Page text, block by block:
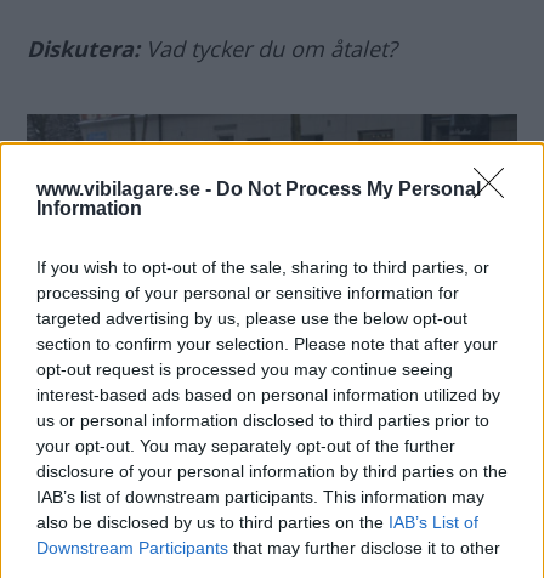
www.vibilagare.se - Do Not Process My Personal
Information
If you wish to opt-out of the sale, sharing to third parties, or
processing of your personal or sensitive information for
targeted advertising by us, please use the below opt-out
section to confirm your selection. Please note that after your
opt-out request is processed you may continue seeing
interest-based ads based on personal information utilized by
us or personal information disclosed to third parties prior to
your opt-out. You may separately opt-out of the further
disclosure of your personal information by third parties on the
IAB’s list of downstream participants. This information may
also be disclosed by us to third parties on the IAB’s List of
Downstream Participants that may further disclose it to other
Diskutera: Vad tycker du om åtalet?
MISSA INTE KOMMANDE ARTIKLAR OM
NYHETER